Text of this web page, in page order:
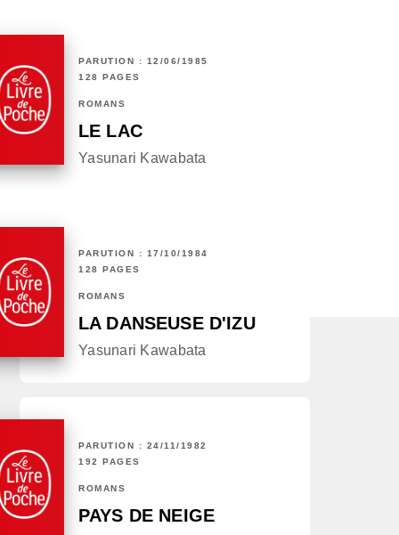
PARUTION : 12/06/1985
128 PAGES
ROMANS
LE LAC
Yasunari Kawabata
PARUTION : 17/10/1984
128 PAGES
ROMANS
LA DANSEUSE D'IZU
Yasunari Kawabata
PARUTION : 24/11/1982
192 PAGES
ROMANS
PAYS DE NEIGE